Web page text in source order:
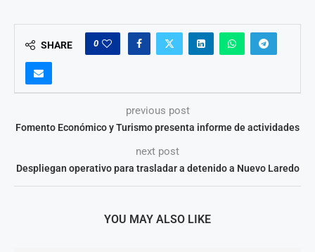
SHARE 0
previous post
Fomento Económico y Turismo presenta informe de actividades
next post
Despliegan operativo para trasladar a detenido a Nuevo Laredo
YOU MAY ALSO LIKE